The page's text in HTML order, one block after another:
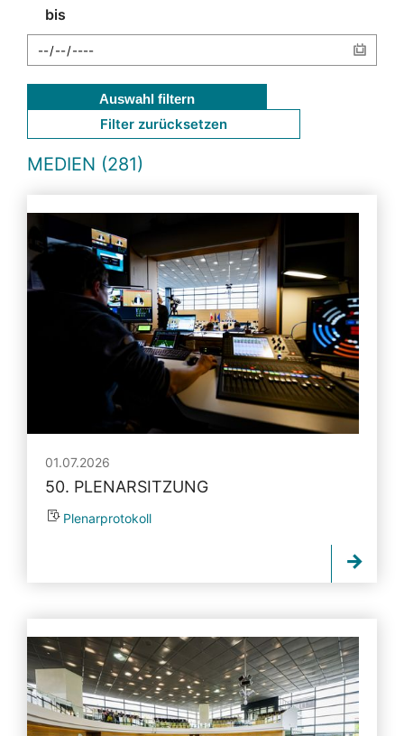
bis
Auswahl filtern
Filter zurücksetzen
MEDIEN (281)
01.07.2026
50. PLENARSITZUNG
Plenarprotokoll